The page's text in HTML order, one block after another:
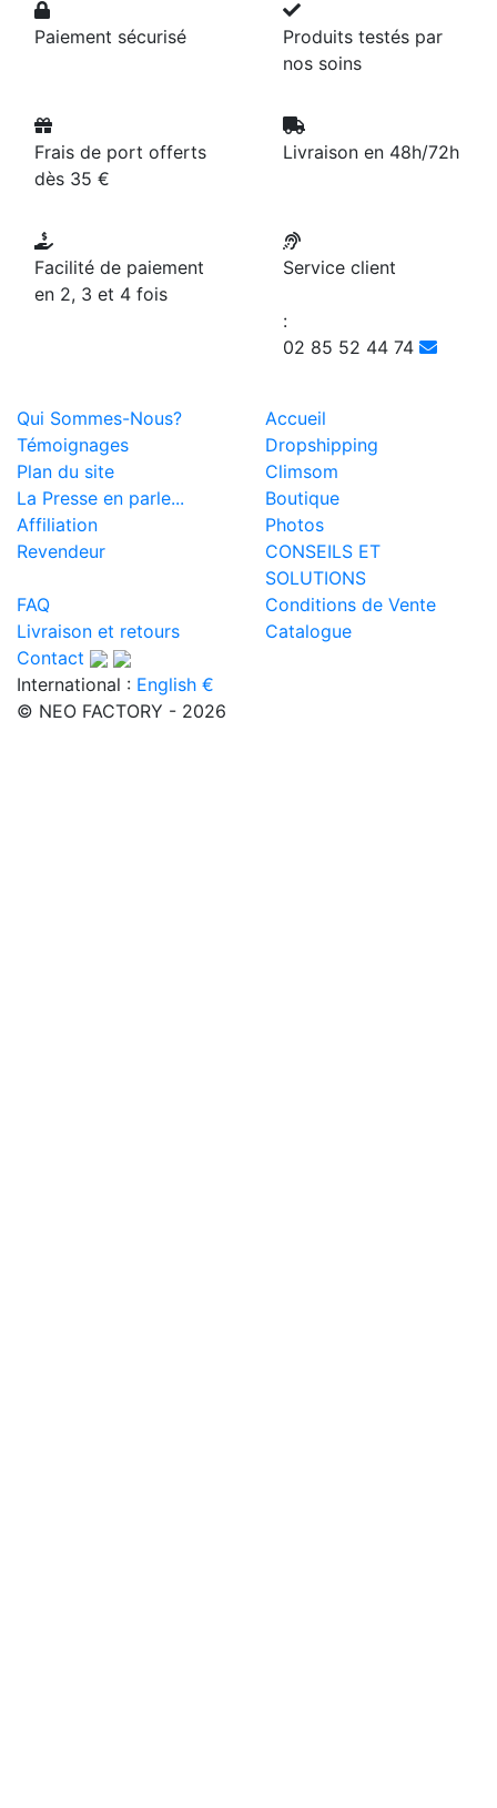
Paiement sécurisé
Produits testés par
nos soins
Frais de port offerts
dès 35 €
Livraison en 48h/72h
Facilité de paiement
en 2, 3 et 4 fois
Service client
:
02 85 52 44 74
Qui Sommes-Nous?
Accueil
Témoignages
Dropshipping
Plan du site
Climsom
La Presse en parle...
Boutique
Affiliation
Photos
Revendeur
CONSEILS ET
SOLUTIONS
FAQ
Conditions de Vente
Livraison et retours
Catalogue
Contact
International : English €
© NEO FACTORY - 2026